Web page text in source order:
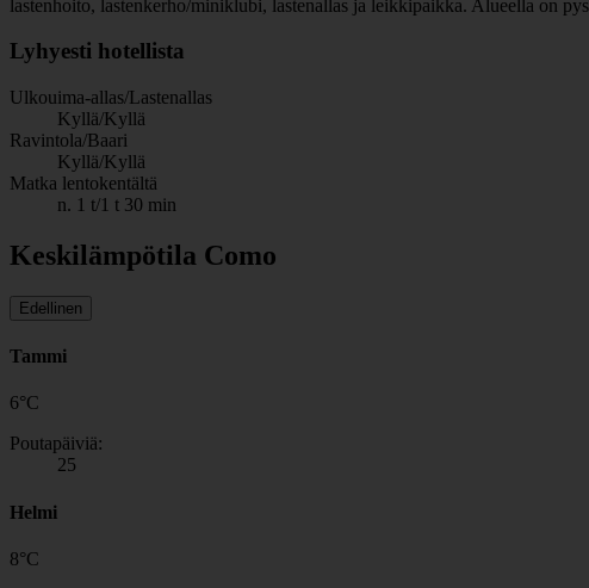
lastenhoito, lastenkerho/miniklubi, lastenallas ja leikkipaikka. Alueella on
Lyhyesti hotellista
Ulkouima-allas/Lastenallas
Kyllä/Kyllä
Ravintola/Baari
Kyllä/Kyllä
Matka lentokentältä
n. 1 t/1 t 30 min
Keskilämpötila Como
Edellinen
Tammi
6°C
Poutapäiviä:
25
Helmi
8°C